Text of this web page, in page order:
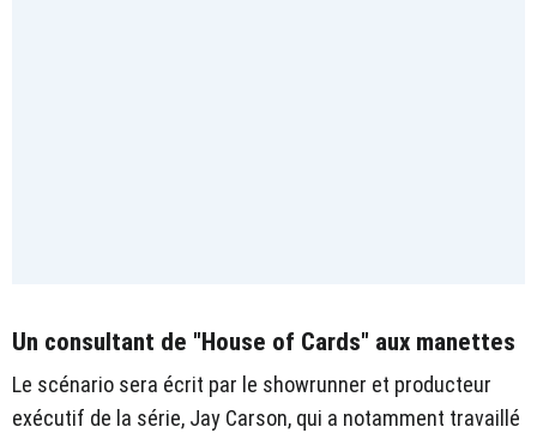
Un consultant de "House of Cards" aux manettes
Le scénario sera écrit par le showrunner et producteur
exécutif de la série, Jay Carson, qui a notamment travaillé